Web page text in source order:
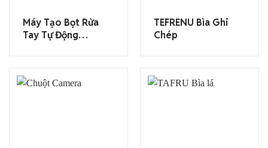
Máy Tạo Bọt Rửa
Tay Tự Động
TEFRENU Bìa Ghi
Chép